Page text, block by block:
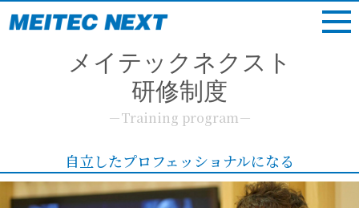
メイテックネクスト
研修制度
－Training program－
自立したプロフェッショナルになる